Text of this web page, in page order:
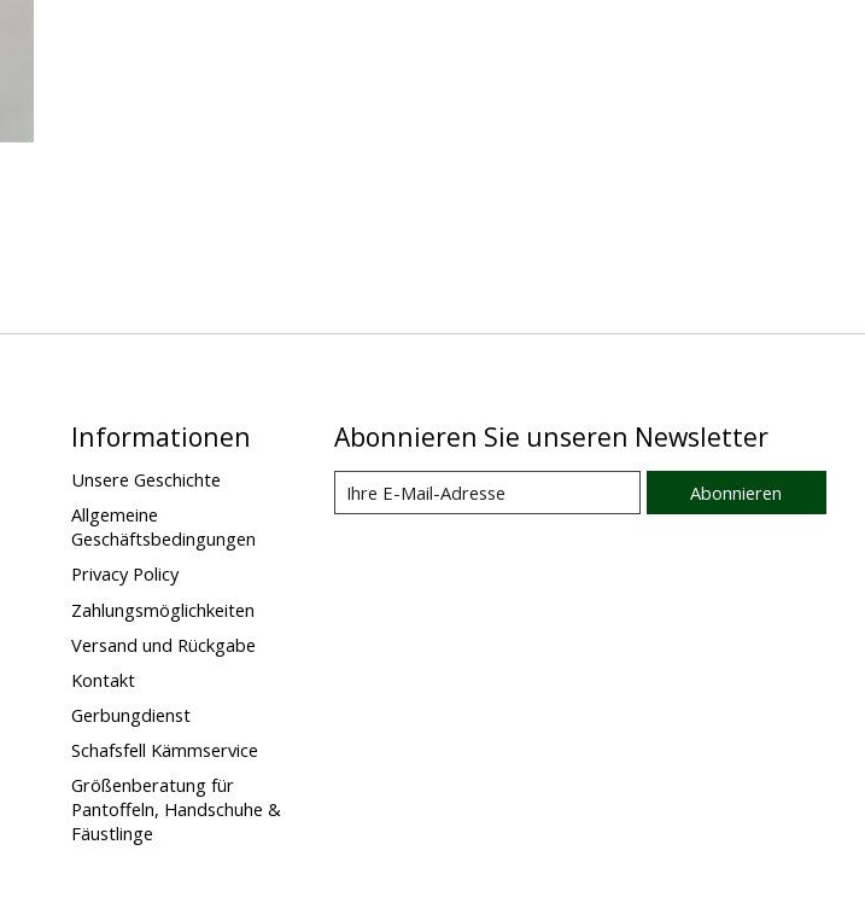
Informationen
Unsere Geschichte
Allgemeine
Geschäftsbedingungen
Privacy Policy
Zahlungsmöglichkeiten
Versand und Rückgabe
Kontakt
Gerbungdienst
Schafsfell Kämmservice
Größenberatung für
Pantoffeln, Handschuhe &
Fäustlinge
Abonnieren Sie unseren Newsletter
Abonnieren